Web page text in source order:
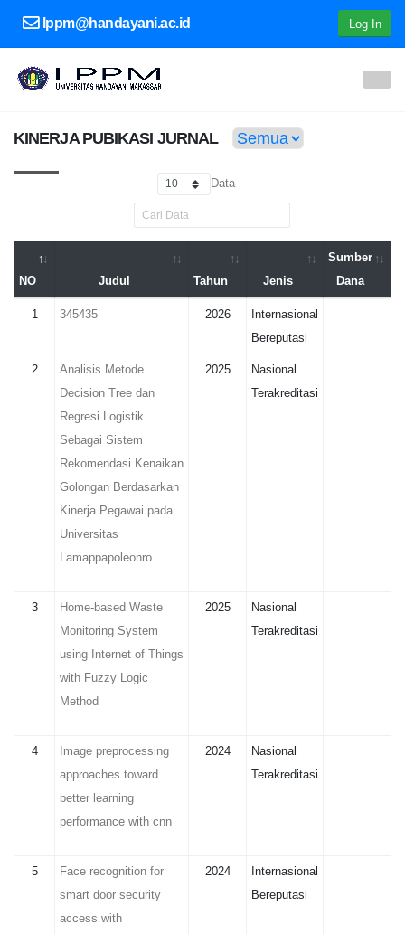
lppm@handayani.ac.id Log In
KINERJA PUBIKASI JURNAL
Data
NO Judul Tahun Jenis
Sumber
Dana
1 345435 2026
Internasional
Bereputasi
2
Analisis Metode
Decision Tree dan
Regresi Logistik
Sebagai Sistem
Rekomendasi Kenaikan
Golongan Berdasarkan
Kinerja Pegawai pada
Universitas
Lamappapoleonro
2025
Nasional
Terakreditasi
3
Home-based Waste
Monitoring System
using Internet of Things
with Fuzzy Logic
Method
2025
Nasional
Terakreditasi
4
Image preprocessing
approaches toward
better learning
performance with cnn
2024
Nasional
Terakreditasi
5
Face recognition for
smart door security
access with
2024
Internasional
Bereputasi